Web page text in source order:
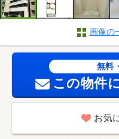
画像の
無料
この物件
お気